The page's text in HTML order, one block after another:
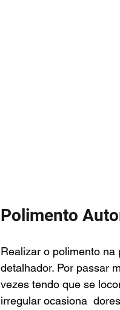
Polimento
Realizar o polimento
detalhador. Por passar
vezes tendo que se
irregular ocasiona